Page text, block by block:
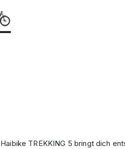
TREKKING 5 bringt dich